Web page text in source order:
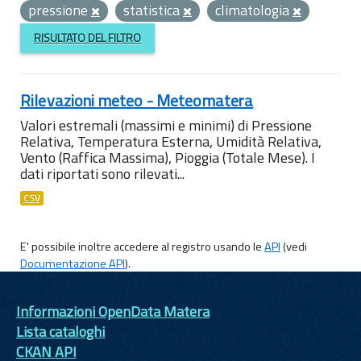
pressione
statistica climatologia
RISULTATO DEL FILTRO
Rilevazioni meteo - Meteomatera
Valori estremali (massimi e minimi) di Pressione
Relativa, Temperatura Esterna, Umidità Relativa,
Vento (Raffica Massima), Pioggia (Totale Mese). I
dati riportati sono rilevati...
CSV
E' possibile inoltre accedere al registro usando leAPI(vedi
Documentazione API).
Informazioni OpenData Matera
Lista cataloghi
CKAN API